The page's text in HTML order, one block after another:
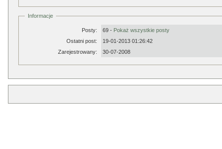
Informacje
Posty: 69 - Pokaż wszystkie posty
Ostatni post:
19-01-2013 01:26:42
Zarejestrowany:
30-07-2008